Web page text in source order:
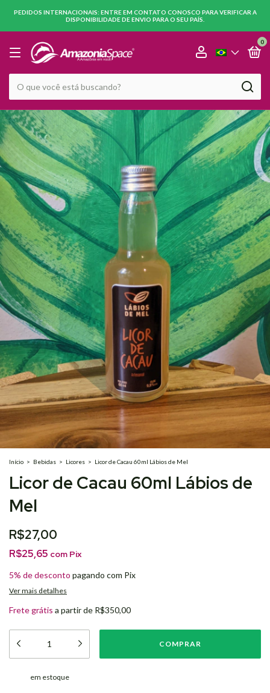
PEDIDOS INTERNACIONAIS: ENTRE EM CONTATO CONOSCO PARA VERIFICAR A
DISPONIBILIDADE DE ENVIO PARA O SEU PAÍS.
0
Início > Bebidas > Licores > Licor de Cacau 60ml Lábios de Mel
Licor de Cacau 60ml Lábios de
Mel
R$27,00
R$25,65 com Pix
5% de desconto pagando com Pix
Ver mais detalhes
Frete grátis a partir de R$350,00
em estoque